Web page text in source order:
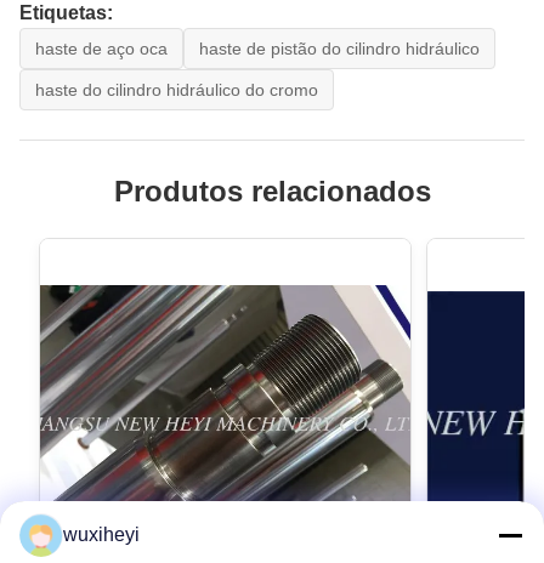
Etiquetas:
haste de aço oca haste de pistão do cilindro hidráulico
haste do cilindro hidráulico do cromo
Produtos relacionados
wuxiheyi